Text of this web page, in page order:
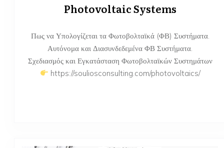
Photovoltaic Systems
Πως να Υπολογίζεται τα Φωτοβολταϊκά (ΦΒ) Συστήματα.
Αυτόνομα και Διασυνδεδεμένα ΦΒ Συστήματα.
Σχεδιασμός και Εγκατάσταση Φωτοβολταϊκών Συστημάτων
https://souliosconsulting.com/photovoltaics/